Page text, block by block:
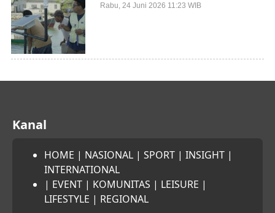
Selayar Terkait Mitigasi Berbasis Kawasan
Pesisir
Rabu, 24 Juni 2026 11:23 WIB
Kanal
HOME | NASIONAL | SPORT | INSIGHT |
INTERNATIONAL
| EVENT | KOMUNITAS | LEISURE |
LIFESTYLE | REGIONAL